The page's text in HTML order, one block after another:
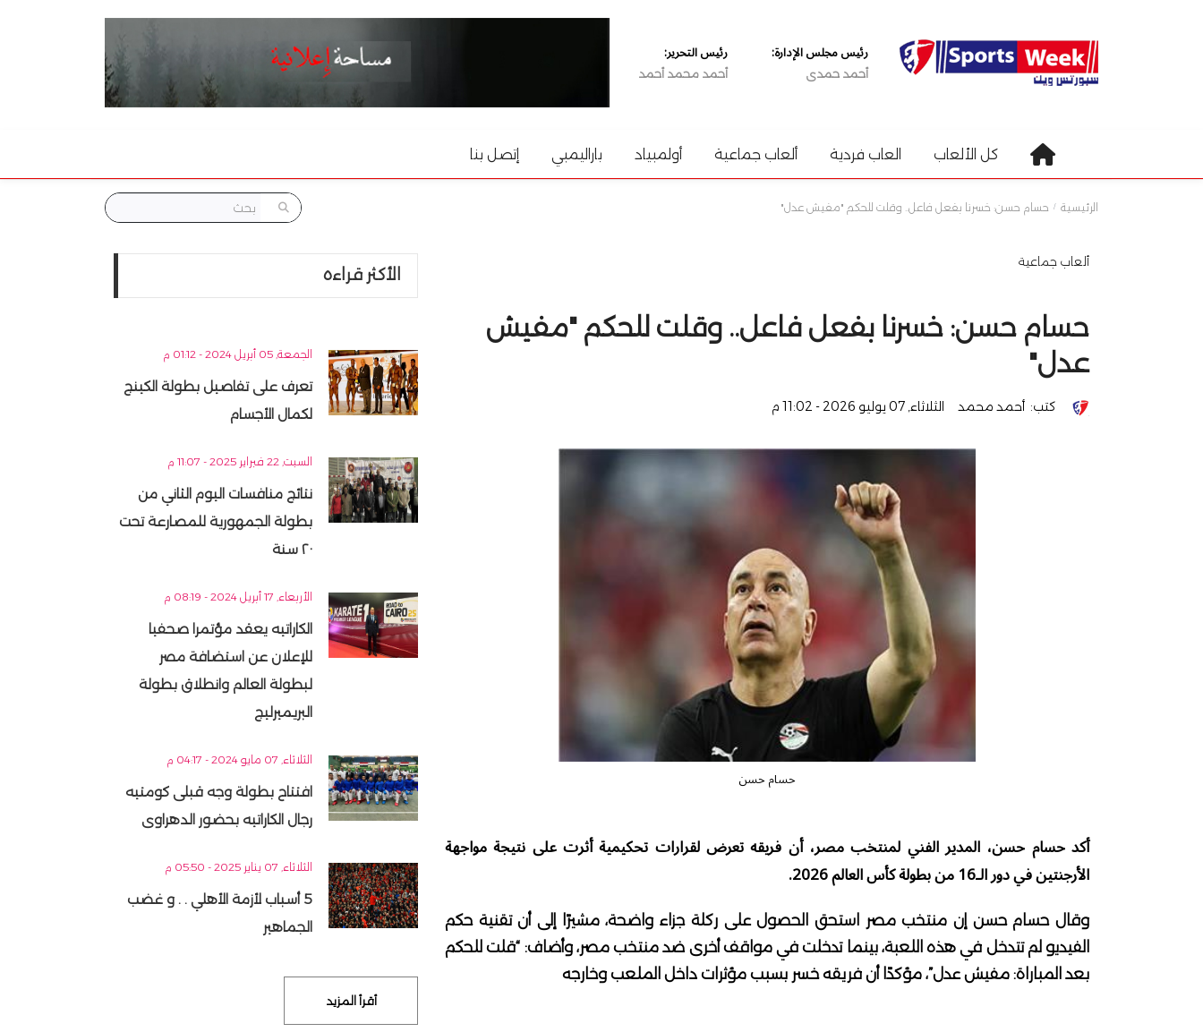
رئيس مجلس الإدارة:
أحمد حمدى
رئيس التحرير:
أحمد محمد أحمد
كل الألعاب العاب فردية ألعاب جماعية أولمبياد باراليمبي إتصل بنا
الرئيسية حسام حسن: خسرنا بفعل فاعل.. وقلت للحكم "مفيش عدل"
ألعاب جماعية
حسام حسن: خسرنا بفعل فاعل.. وقلت للحكم "مفيش
عدل"
كتب: أحمد محمد الثلاثاء, 07 يوليو 2026 - 11:02 م
حسام حسن
أكد حسام حسن، المدير الفني لمنتخب مصر، أن فريقه تعرض لقرارات تحكيمية أثرت على نتيجة مواجهة
الأرجنتين في دور الـ16 من بطولة كأس العالم 2026.
وقال حسام حسن إن منتخب مصر استحق الحصول على ركلة جزاء واضحة، مشيرًا إلى أن تقنية حكم
الفيديو لم تتدخل في هذه اللعبة، بينما تدخلت في مواقف أخرى ضد منتخب مصر، وأضاف: “قلت للحكم
بعد المباراة: مفيش عدل”، مؤكدًا أن فريقه خسر بسبب مؤثرات داخل الملعب وخارجه
الأكثر قراءه
الجمعة, 05 أبريل 2024 - 01:12 م
تعرف على تفاصيل بطولة الكينج
لكمال الأجسام
السبت, 22 فبراير 2025 - 11:07 م
نتائج منافسات اليوم الثاني من
بطولة الجمهورية للمصارعة تحت
٢٠ سنة
الأربعاء, 17 أبريل 2024 - 08:19 م
الكاراتيه يعقد مؤتمرا صحفيا
للإعلان عن استضافة مصر
لبطولة العالم وانطلاق بطولة
البريميرليج
الثلاثاء, 07 مايو 2024 - 04:17 م
افتتاح بطولة وجه قبلى كومتيه
رجال الكاراتيه بحضور الدهراوى
الثلاثاء, 07 يناير 2025 - 05:50 م
5 أسباب لأزمة الأهلي . . و غضب
الجماهير
أقرأ المزيد